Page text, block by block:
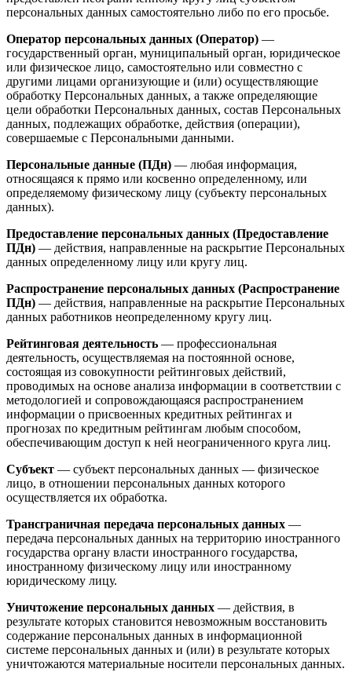
персональных данных самостоятельно либо по его просьбе.
Оператор персональных данных (Оператор) —
государственный орган, муниципальный орган, юридическое
или физическое лицо, самостоятельно или совместно с
другими лицами организующие и (или) осуществляющие
обработку Персональных данных, а также определяющие
цели обработки Персональных данных, состав Персональных
данных, подлежащих обработке, действия (операции),
совершаемые с Персональными данными.
Персональные данные (ПДн) — любая информация,
относящаяся к прямо или косвенно определенному, или
определяемому физическому лицу (субъекту персональных
данных).
Предоставление персональных данных (Предоставление
ПДн) — действия, направленные на раскрытие Персональных
данных определенному лицу или кругу лиц.
Распространение персональных данных (Распространение
ПДн) — действия, направленные на раскрытие Персональных
данных работников неопределенному кругу лиц.
Рейтинговая деятельность — профессиональная
деятельность, осуществляемая на постоянной основе,
состоящая из совокупности рейтинговых действий,
проводимых на основе анализа информации в соответствии с
методологией и сопровождающаяся распространением
информации о присвоенных кредитных рейтингах и
прогнозах по кредитным рейтингам любым способом,
обеспечивающим доступ к ней неограниченного круга лиц.
Субъект — субъект персональных данных — физическое
лицо, в отношении персональных данных которого
осуществляется их обработка.
Трансграничная передача персональных данных —
передача персональных данных на территорию иностранного
государства органу власти иностранного государства,
иностранному физическому лицу или иностранному
юридическому лицу.
Уничтожение персональных данных — действия, в
результате которых становится невозможным восстановить
содержание персональных данных в информационной
системе персональных данных и (или) в результате которых
уничтожаются материальные носители персональных данных.